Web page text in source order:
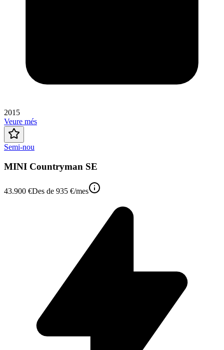
2015
Veure més
Semi-nou
MINI Countryman SE
43.900 €Des de 935 €/mes